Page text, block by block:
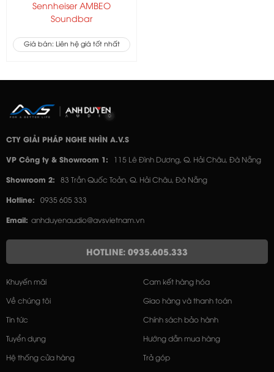
Sennheiser AMBEO
Soundbar
Giá bán: Liên hệ giá tốt nhất
CTY GIẢI PHÁP NGHE NHÌN A.V.S
VP Công ty & Showroom 1: 115 Lê Đình Dương, Q. Hải Châu, Đà Nẵng
Showroom 2: 83 Trần Quốc Toản, Q. Hải Châu, Đà Nẵng
Hotline: 0935 605 333
Email: anhduyenaudio@avsvietnam.vn
HOTLINE: 0935.605.333
Khuyến mãi
Về chúng tôi
Tin tức
Tuyển dụng
Hệ thống cửa hàng
Cam kết hàng hóa
Giao hàng và thanh toán
Chính sách bảo hành
Hướng dẫn mua hàng
Trả góp